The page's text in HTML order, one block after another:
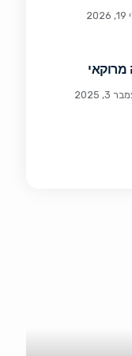
מרוקאי
3, 2025